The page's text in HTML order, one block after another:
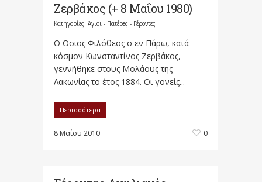
Ζερβάκος (+ 8 Μαΐου 1980)
Κατηγορίες: Άγιοι - Πατέρες - Γέροντες
Ο Οσιος Φιλόθεος ο εν Πάρω, κατά
κόσμον Κωνσταντίνος Ζερβάκος,
γεννήθηκε στους Μολάους της
Λακωνίας το έτος 1884. Οι γονείς...
Περισσότερα
8 Μαΐου 2010 0